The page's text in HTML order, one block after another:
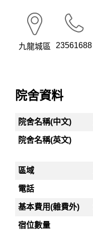
九龍城區 23561688
院舍資料
院舍名稱(中文)
院舍名稱(英文)
區域
電話
基本費用(雜費外)
宿位數量